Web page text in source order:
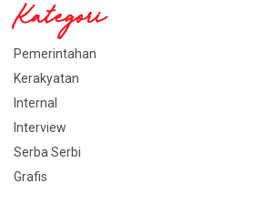
Kategori
Pemerintahan
Kerakyatan
Internal
Interview
Serba Serbi
Grafis